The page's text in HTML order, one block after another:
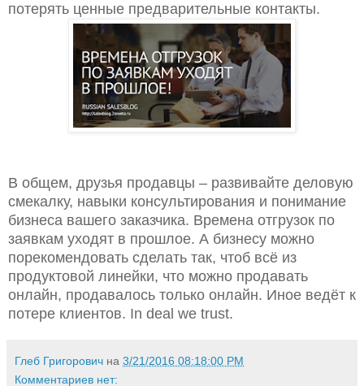
потерять ценные предварительные контакты.
В общем, друзья продавцы – развивайте деловую
смекалку, навыки консультирования и понимание
бизнеса вашего заказчика. Времена отгрузок по
заявкам уходят в прошлое. А бизнесу можно
порекомендовать сделать так, чтоб всё из
продуктовой линейки, что можно продавать
онлайн, продавалось только онлайн. Иное ведёт к
потере клиентов. In deal we trust.
Глеб Григорович на 3/21/2016 08:18:00 PM
Комментариев нет: